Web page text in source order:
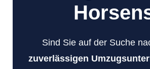
Sind Sie auf der Suche
zuverlässigen